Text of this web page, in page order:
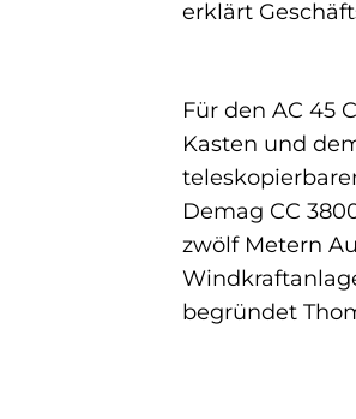
erklärt
Für den AC 45
Kasten und
Demag CC
zwölf Metern
begründet